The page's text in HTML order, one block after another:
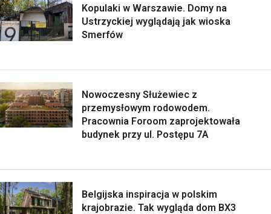
Kopulaki w Warszawie. Domy na
Ustrzyckiej wyglądają jak wioska
Smerfów
Nowoczesny Służewiec z
przemysłowym rodowodem.
Pracownia Foroom zaprojektowała
budynek przy ul. Postępu 7A
Belgijska inspiracja w polskim
krajobrazie. Tak wygląda dom BX3